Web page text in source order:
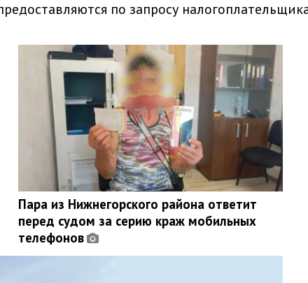
по запросу
Пара из Нижнегорского района ответит
перед судом за серию краж мобильных
телефонов